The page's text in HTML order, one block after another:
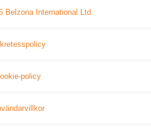
Belzona International Ltd.
policy